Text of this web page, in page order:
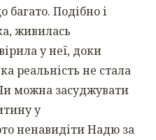
Подібно і
живилась
у неї, доки
реальність не стала
можна засуджувати
у
ненавидіти Надю за